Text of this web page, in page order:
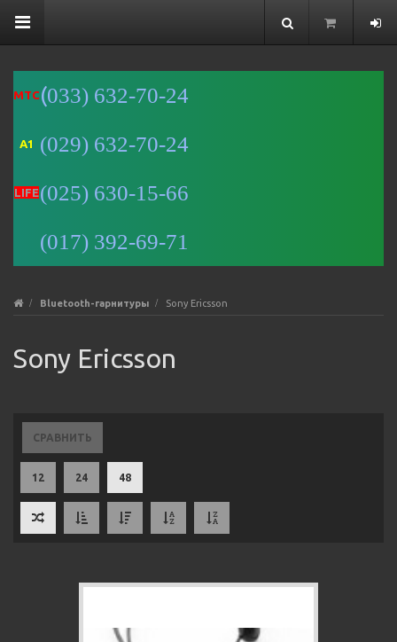
MTC (033) 632-70-24
A1 (029) 632-70-24
LIFE(025) 630-15-66
(017) 392-69-71
Bluetooth-гарнитуры Sony Ericsson
Sony Ericsson
СРАВНИТЬ
12 24 48